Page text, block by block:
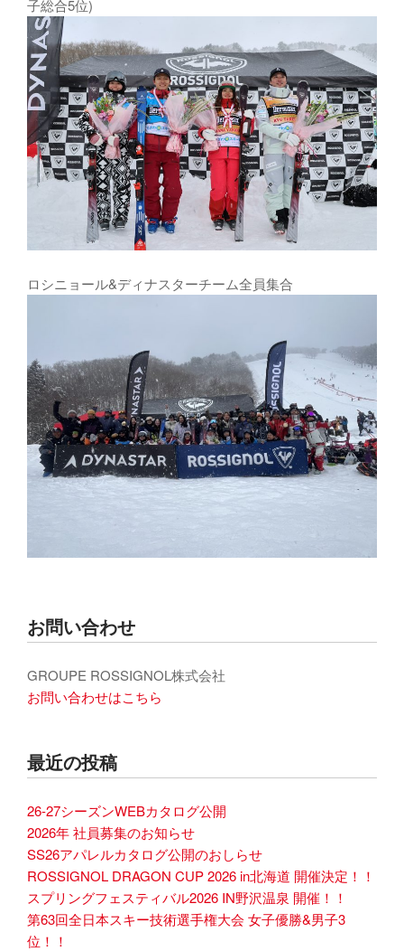
子総合5位)
ロシニョール&ディナスターチーム全員集合
お問い合わせ
GROUPE ROSSIGNOL株式会社
お問い合わせはこちら
最近の投稿
26-27シーズンWEBカタログ公開
2026年 社員募集のお知らせ
SS26アパレルカタログ公開のおしらせ
ROSSIGNOL DRAGON CUP 2026 in北海道 開催決定！！
スプリングフェスティバル2026 IN野沢温泉 開催！！
第63回全日本スキー技術選手権大会 女子優勝&男子3
位！！